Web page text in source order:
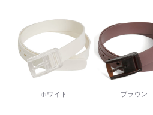
ホワイト ブラウン